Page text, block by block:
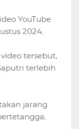
YouTube
2024.
tersebut,
terlebih
jarang